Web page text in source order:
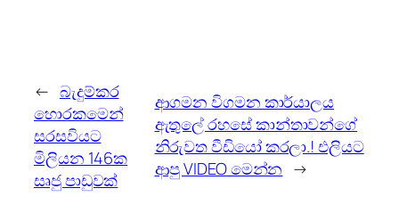
← බැදුම්කර
හොරකමෙන්
සරසවියට
මිලියන 146ක
සෘජු පාඩුවක්
ආගමන විගමන කාර්යාලය
ඇතුලේ රහසේ කාන්තාවන්ගේ
නිරුවත වීඩියෝ කරලා.! එලියට
ආපු VIDEO මෙන්න →